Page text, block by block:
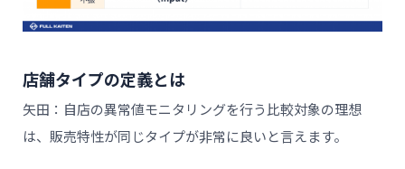
店舗タイプの定義とは
矢田：自店の異常値モニタリングを行う比較対象の理想
は、販売特性が同じタイプが非常に良いと言えます。